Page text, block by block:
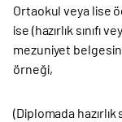
Ortaokul veya lise
ise (hazırlık sınıfı
mezuniyet
örneği,
(Diplomada hazırlık